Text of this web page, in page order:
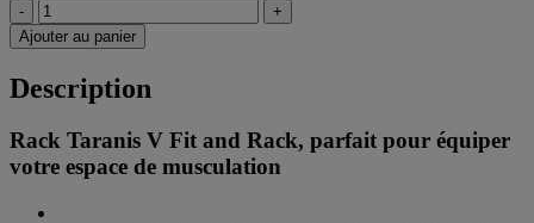
-
+
Ajouter au panier
Description
Rack Taranis V Fit and Rack, parfait pour équiper
votre espace de musculation